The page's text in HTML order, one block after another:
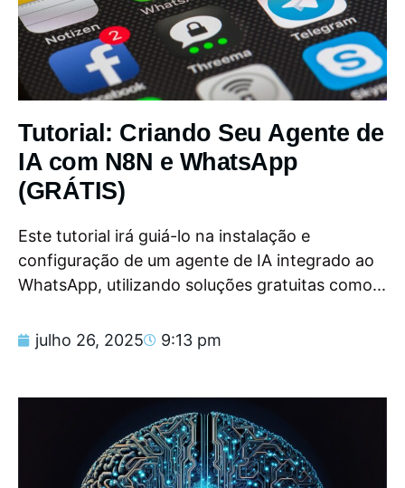
Tutorial: Criando Seu Agente de
IA com N8N e WhatsApp
(GRÁTIS)
Este tutorial irá guiá-lo na instalação e
configuração de um agente de IA integrado ao
WhatsApp, utilizando soluções gratuitas como...
julho 26, 2025 9:13 pm